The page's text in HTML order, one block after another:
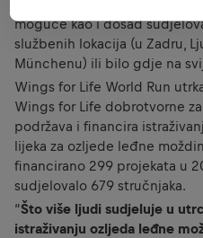
moguće kao i dosad
službenih lokacija (u Zadru,
Münchenu) ili bilo gdje na
Wings for Life World Run
Wings for Life dobrotvorne
podržava i financira
lijeka za ozljede leđne
financirano 299 projekata u
sudjelovalo 679 stručnjaka.
“Što više ljudi sudjeluje u
istraživanju ozljeda leđne